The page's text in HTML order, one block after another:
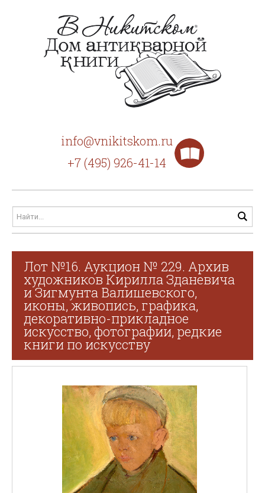
info@vnikitskom.ru
+7 (495) 926-41-14
Лот №16. Аукцион № 229. Архив
художников Кирилла Зданевича
и Зигмунта Валишевского,
иконы, живопись, графика,
декоративно-прикладное
искусство, фотографии, редкие
книги по искусству